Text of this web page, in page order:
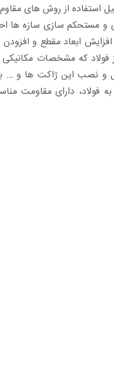
از روش های
و مستحکم سازی سازه ها
ابعاد مقطع و افزودن
که مشخصات مکانیکی
و نصب این ژاکت ها و …
دارای مقاومت